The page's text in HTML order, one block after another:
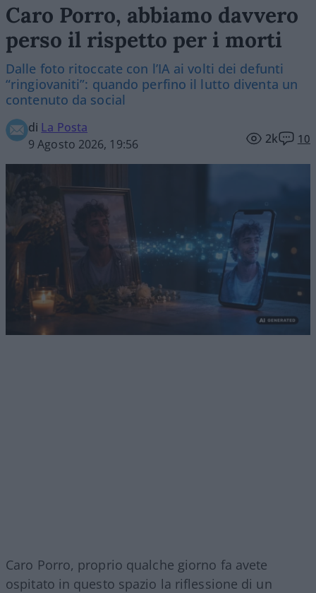
Caro Porro, abbiamo davvero
perso il rispetto per i morti
Dalle foto ritoccate con l’IA ai volti dei defunti
“ringiovaniti”: quando perfino il lutto diventa un
contenuto da social
di La Posta
9 Agosto 2026, 19:56
2k 10
Caro Porro, proprio qualche giorno fa avete
ospitato in questo spazio la riflessione di un